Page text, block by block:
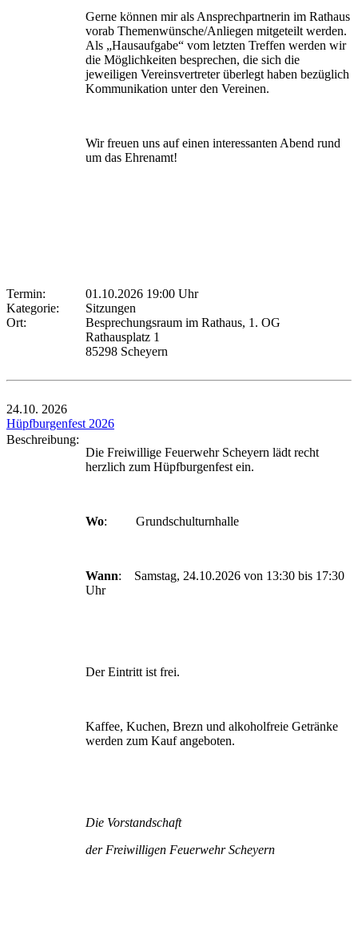
Gerne können mir als Ansprechpartnerin im Rathaus
vorab Themenwünsche/Anliegen mitgeteilt werden.
Als „Hausaufgabe“ vom letzten Treffen werden wir
die Möglichkeiten besprechen, die sich die
jeweiligen Vereinsvertreter überlegt haben bezüglich
Kommunikation unter den Vereinen.
Wir freuen uns auf einen interessanten Abend rund
um das Ehrenamt!
Termin:
01.10.2026 19:00 Uhr
Kategorie:
Sitzungen
Ort:
Besprechungsraum im Rathaus, 1. OG
Rathausplatz 1
85298 Scheyern
24.10. 2026
Hüpfburgenfest 2026
Beschreibung:
Die Freiwillige Feuerwehr Scheyern lädt recht
herzlich zum Hüpfburgenfest ein.
Wo: Grundschulturnhalle
Wann: Samstag, 24.10.2026 von 13:30 bis 17:30
Uhr
Der Eintritt ist frei.
Kaffee, Kuchen, Brezn und alkoholfreie Getränke
werden zum Kauf angeboten.
Die Vorstandschaft
der Freiwilligen Feuerwehr Scheyern